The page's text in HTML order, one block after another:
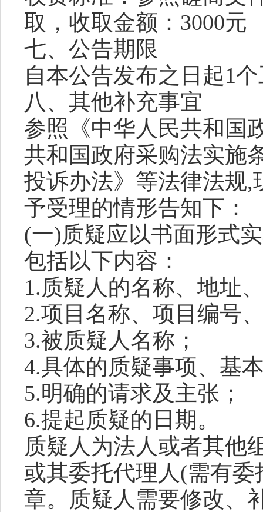
取，收取金额： 3000元
七、公告期限
自本公告发布之日起1
八、 其他补充事宜
参照《中华人民共和国
共和国政府采购法实施
投诉办法》等法律法规,
予受理的情形告知下：
(一)质疑应以书面形式
包括以下内容：
1.质疑人的名称、地址
2.项目名称、项目编号
3.被质疑人名称；
4.具体的质疑事项、基
5.明确的请求及主张；
6.提起质疑的日期。
质疑人为法人或者其他
或其委托代理人(需有
章。质疑人需要修改、